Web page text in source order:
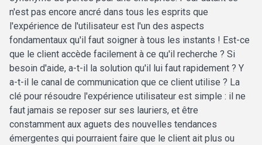
n'est pas encore ancré dans tous les esprits que
l'expérience de l'utilisateur est l'un des aspects
fondamentaux qu'il faut soigner à tous les instants ! Est-ce
que le client accède facilement à ce qu'il recherche ? Si
besoin d'aide, a-t-il la solution qu'il lui faut rapidement ? Y
a-t-il le canal de communication que ce client utilise ? La
clé pour résoudre l'expérience utilisateur est simple : il ne
faut jamais se reposer sur ses lauriers, et être
constamment aux aguets des nouvelles tendances
émergentes qui pourraient faire que le client ait plus ou